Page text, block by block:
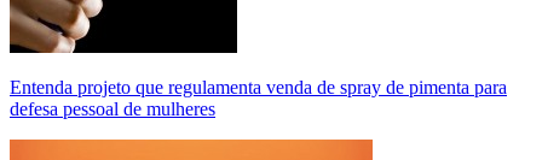
Entenda projeto que regulamenta venda de spray de pimenta para
defesa pessoal de mulheres